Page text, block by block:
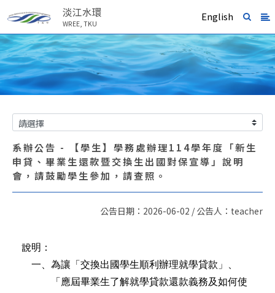
淡江水環
WREE, TKU
English
系辦公告 - 【學生】學務處辦理114學年度「新生
申貸、畢業生還款暨交換生出國對保宣導」說明
會，請鼓勵學生參加，請查照。
公告日期：2026-06-02 / 公告人：teacher
說明：
一、為讓「交換出國學生順利辦理就學貸款」、
「應屆畢業生了解就學貸款還款義務及如何使